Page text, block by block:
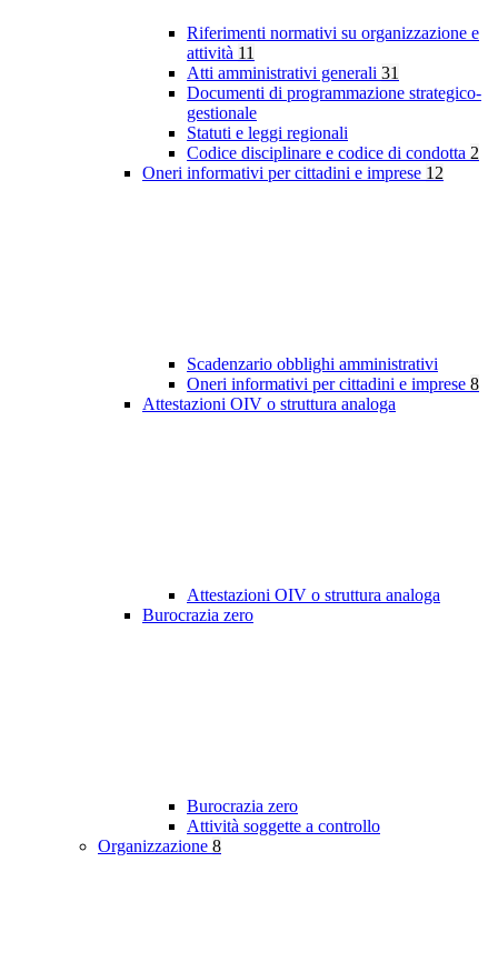
Riferimenti normativi su organizzazione e
attività 11
Atti amministrativi generali 31
Documenti di programmazione strategico-
gestionale
Statuti e leggi regionali
Codice disciplinare e codice di condotta 2
Oneri informativi per cittadini e imprese 12
Scadenzario obblighi amministrativi
Oneri informativi per cittadini e imprese 8
Attestazioni OIV o struttura analoga
Attestazioni OIV o struttura analoga
Burocrazia zero
Burocrazia zero
Attività soggette a controllo
Organizzazione 8